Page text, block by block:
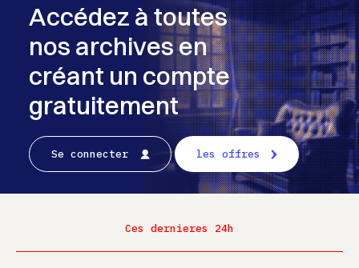
Accédez à toutes
nos archives en
créant un compte
gratuitement
Se connecter les offres
Ces dernieres 24h